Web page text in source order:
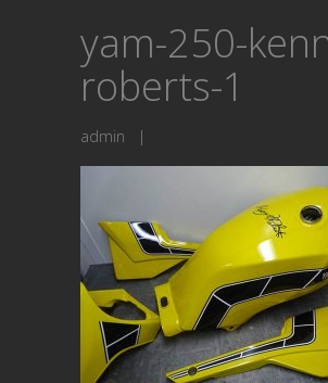
yam-250-
roberts-1
admin |